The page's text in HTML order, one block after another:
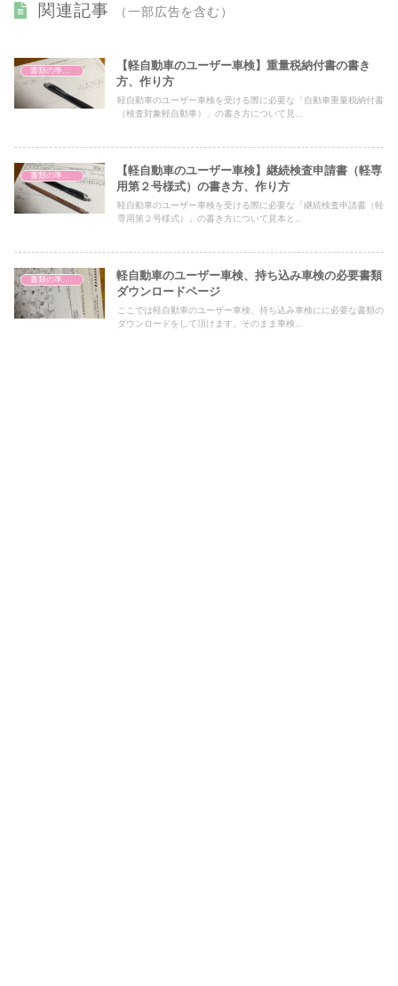
関連記事 （一部広告を含む）
【軽自動車のユーザー車検】重量税納付書の書き
方、作り方
軽自動車のユーザー車検を受ける際に必要な「自動車重量税納付書
（検査対象軽自動車）」の書き方について見...
【軽自動車のユーザー車検】継続検査申請書（軽専
用第２号様式）の書き方、作り方
軽自動車のユーザー車検を受ける際に必要な「継続検査申請書（軽
専用第２号様式）」の書き方について見本と...
書類の準備と車検予約
軽自動車のユーザー車検、持ち込み車検の必要書類
ダウンロードページ
ここでは軽自動車のユーザー車検、持ち込み車検にに必要な書類の
ダウンロードをして頂けます。そのまま車検...